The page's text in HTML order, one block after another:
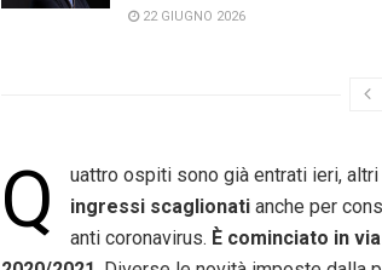
22 GIUGNO 2026
Q
uattro ospiti sono già entrati ieri,
ingressi scaglionatianche per
anti coronavirus. È cominciato in